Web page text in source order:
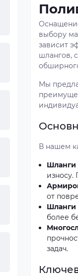
выбору
зависит
шлангов,
Мы
В нашем
Шланги
износу.
от
Шланги
более
задач.